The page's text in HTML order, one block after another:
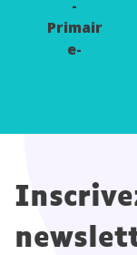
-
Primair
e-